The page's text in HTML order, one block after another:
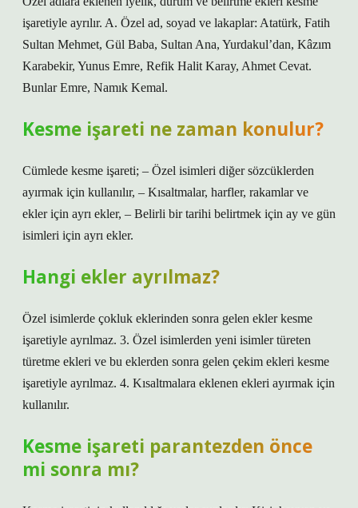
işaretiyle ayrılır. A. Özel ad, soyad ve lakaplar: Atatürk, Fatih
Sultan Mehmet, Gül Baba, Sultan Ana, Yurdakul’dan, Kâzım
Karabekir, Yunus Emre, Refik Halit Karay, Ahmet Cevat.
Bunlar Emre, Namık Kemal.
Kesme işareti ne zaman konulur?
Cümlede kesme işareti; – Özel isimleri diğer sözcüklerden
ayırmak için kullanılır, – Kısaltmalar, harfler, rakamlar ve
ekler için ayrı ekler, – Belirli bir tarihi belirtmek için ay ve gün
isimleri için ayrı ekler.
Hangi ekler ayrılmaz?
Özel isimlerde çokluk eklerinden sonra gelen ekler kesme
işaretiyle ayrılmaz. 3. Özel isimlerden yeni isimler türeten
türetme ekleri ve bu eklerden sonra gelen çekim ekleri kesme
işaretiyle ayrılmaz. 4. Kısaltmalara eklenen ekleri ayırmak için
kullanılır.
Kesme işareti parantezden önce
mi sonra mı?